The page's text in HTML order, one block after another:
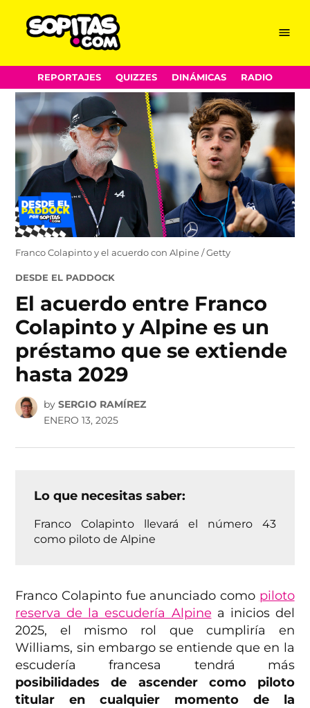
Skip
to
content
Menu
REPORTAJES QUIZZES DINÁMICAS RADIO
Franco Colapinto y el acuerdo con Alpine / Getty
POSTED
DESDE EL PADDOCK
El acuerdo entre Franco
Colapinto y Alpine es un
préstamo que se extiende
hasta 2029
by SERGIO RAMÍREZ
ENERO 13, 2025
Lo que necesitas saber:
Franco Colapinto llevará el número 43
como piloto de Alpine
Franco Colapinto fue anunciado como piloto
reserva de la escudería Alpine a inicios del
2025, el mismo rol que cumpliría en
Williams, sin embargo se entiende que en la
escudería francesa tendrá más
posibilidades de ascender como piloto
titular en cualquier momento de la